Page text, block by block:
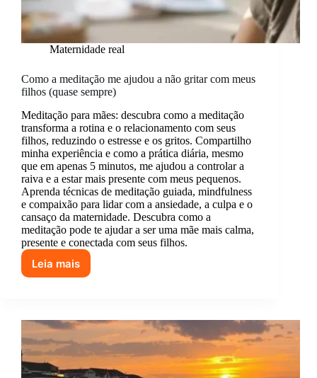
Maternidade real
Como a meditação me ajudou a não gritar com meus
filhos (quase sempre)
Meditação para mães: descubra como a meditação
transforma a rotina e o relacionamento com seus
filhos, reduzindo o estresse e os gritos. Compartilho
minha experiência e como a prática diária, mesmo
que em apenas 5 minutos, me ajudou a controlar a
raiva e a estar mais presente com meus pequenos.
Aprenda técnicas de meditação guiada, mindfulness
e compaixão para lidar com a ansiedade, a culpa e o
cansaço da maternidade. Descubra como a
meditação pode te ajudar a ser uma mãe mais calma,
presente e conectada com seus filhos.
Leia mais
Como
ajudou
não
gritar